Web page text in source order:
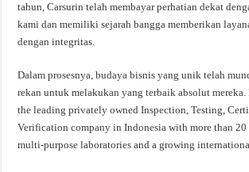
tahun, Carsurin telah membayar perhatian dekat
kami dan memiliki sejarah bangga memberikan
dengan integritas.
Dalam prosesnya, budaya bisnis yang unik telah
rekan untuk melakukan yang terbaik absolut
the leading privately owned Inspection, Testing,
Verification company in Indonesia with more than 20
multi-purpose laboratories and a growing